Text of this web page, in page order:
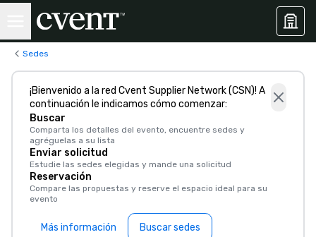
Sedes
¡Bienvenido a la red Cvent Supplier Network (CSN)! A
continuación le indicamos cómo comenzar:
Buscar
Comparta los detalles del evento, encuentre sedes y
agréguelas a su lista
Enviar solicitud
Estudie las sedes elegidas y mande una solicitud
Reservación
Compare las propuestas y reserve el espacio ideal para su
evento
Más información Buscar sedes